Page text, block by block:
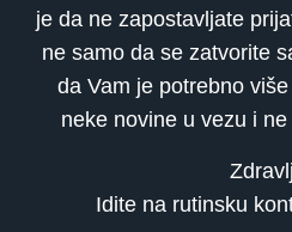
je da ne zapostavljate
ne samo da se zatvorite
da Vam je potrebno
neke novine u vezu i
Idite na rutinsku